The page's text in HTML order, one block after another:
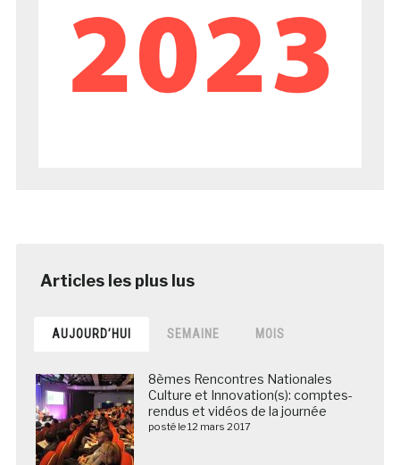
AUJOURD’HUI SEMAINE MOIS
8èmes Rencontres Nationales
Culture et Innovation(s): comptes-
rendus et vidéos de la journée
posté le 12 mars 2017